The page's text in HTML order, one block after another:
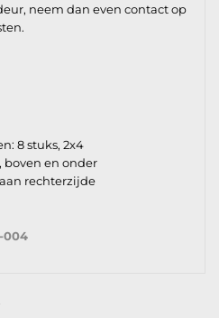
neem dan even contact op
8 stuks, 2x4
en onder
rechterzijde
004